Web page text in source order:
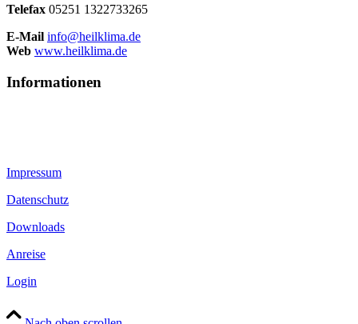
Telefax 05251 1322733265
E-Mail info@heilklima.de
Web www.heilklima.de
Informationen
Impressum
Datenschutz
Downloads
Anreise
Login